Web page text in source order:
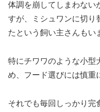
体調を崩してしまわない
すが、ミシュワンに切り
たという飼い主さんもい
特にチワワのような小型
め、フード選びには慎重
それでも毎回しっかり完